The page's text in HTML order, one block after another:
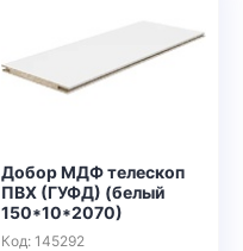
Добор МДФ телескоп
ПВХ (ГУФД) (белый
150*10*2070)
Код: 145292